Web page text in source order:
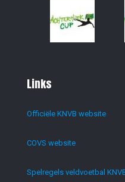
Links
Officiële KNVB website
COVS website
Spelregels veldvoetbal